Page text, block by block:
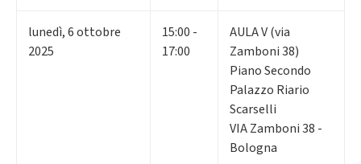
lunedì,6ottobre
2025
15:00 -
17:00
AULA V (via
Zamboni 38)
Piano Secondo
Palazzo Riario
Scarselli
VIA Zamboni 38 -
Bologna